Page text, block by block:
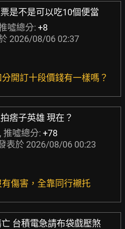
是不是可以吃10個便當
噓總分: +8
2026/08/06 02:37
開訂十段價錢有一樣嗎？
痞子英雄 現在？
推噓總分: +78
表於 2026/08/06 00:23
有傷害，全靠同行襯托
台積電急請布袋戲壓煞